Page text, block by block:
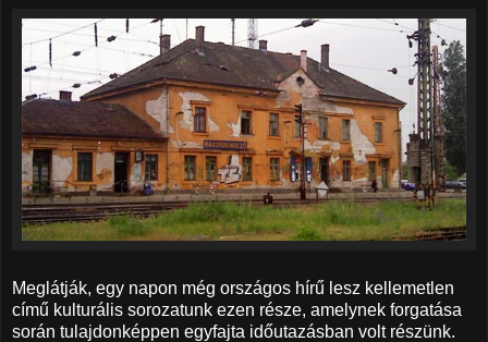
Meglátják, egy napon még országos hírű lesz kellemetlen
című kulturális sorozatunk ezen része, amelynek forgatása
során tulajdonképpen egyfajta időutazásban volt részünk.